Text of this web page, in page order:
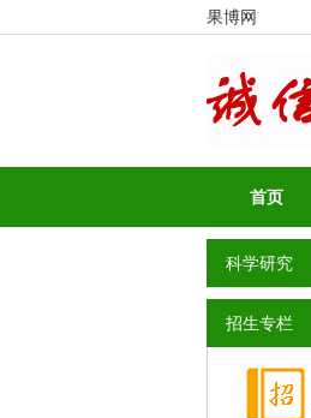
果博网
首页
科学研究
招生专栏